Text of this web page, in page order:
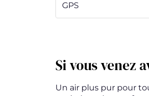
GPS
Si vous venez
Un air plus pur pour